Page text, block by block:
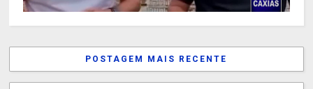
POSTAGEM MAIS RECENTE